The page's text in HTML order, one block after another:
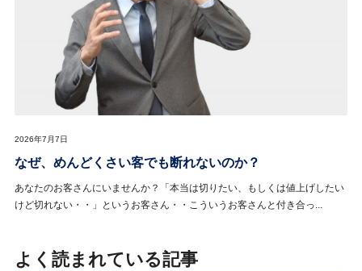
2026年7月7日
なぜ、めんどくさい客でも断れないのか？
あなたのお客さんにいませんか？「本当は切りたい、もしくは値上げしたい
けど切れない・・」というお客さん・・こういうお客さんと付き合っ...
よく読まれている記事